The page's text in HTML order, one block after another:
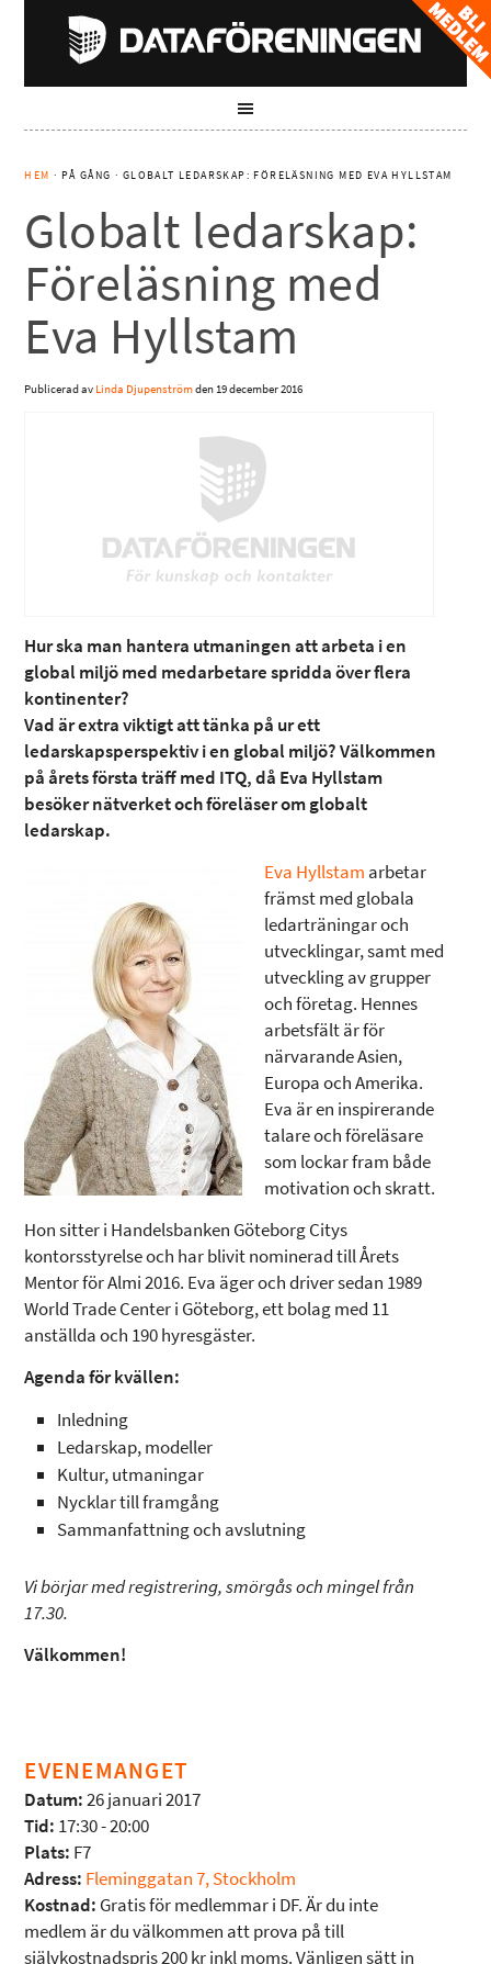
HEM · PÅ GÅNG · GLOBALT LEDARSKAP: FÖRELÄSNING MED EVA HYLLSTAM
Globalt ledarskap:
Föreläsning med
Eva Hyllstam
Publicerad av Linda Djupenströmden19 december 2016
Hur ska man hantera utmaningen att arbeta i en
global miljö med medarbetare spridda över flera
kontinenter?
Vad är extra viktigt att tänka på ur ett
ledarskapsperspektiv i en global miljö? Välkommen
på årets första träff med ITQ, då Eva Hyllstam
besöker nätverket och föreläser om globalt
ledarskap.
Eva Hyllstam arbetar
främst med globala
ledarträningar och
utvecklingar, samt med
utveckling av grupper
och företag. Hennes
arbetsfält är för
närvarande Asien,
Europa och Amerika.
Eva är en inspirerande
talare och föreläsare
som lockar fram både
motivation och skratt.
Hon sitter i Handelsbanken Göteborg Citys
kontorsstyrelse och har blivit nominerad till Årets
Mentor för Almi 2016. Eva äger och driver sedan 1989
World Trade Center i Göteborg, ett bolag med 11
anställda och 190 hyresgäster.
Agenda för kvällen:
Inledning
Ledarskap, modeller
Kultur, utmaningar
Nycklar till framgång
Sammanfattning och avslutning
Vi börjar med registrering, smörgås och mingel från
17.30.
Välkommen!
EVENEMANGET
Datum:26 januari 2017
Tid: 17:30 - 20:00
Plats: F7
Adress: Fleminggatan 7, Stockholm
Kostnad: Gratis för medlemmar i DF. Är du inte
medlem är du välkommen att prova på till
självkostnadspris 200 kr inkl moms. Vänligen sätt in